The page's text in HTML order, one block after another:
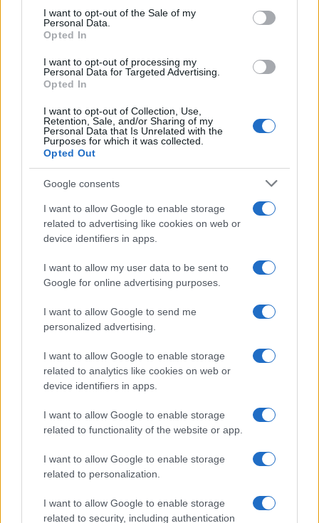
services and may gather and store information including but
not limited to your visit or usage behaviour. You may click to
grant or deny consent to Google and its third-party tags to
consent section.
I want to opt-out of the Sale of my
Personal Data.
Opted In
I want to opt-out of processing my
Personal Data for Targeted Advertising.
Opted In
I want to opt-out of Collection, Use,
Retention, Sale, and/or Sharing of my
Personal Data that Is Unrelated with the
Purposes for which it was collected.
Opted Out
Google consents
I want to allow Google to enable storage
related to advertising like cookies on web or
device identifiers in apps.
I want to allow my user data to be sent to
Google for online advertising purposes.
I want to allow Google to send me
personalized advertising.
I want to allow Google to enable storage
related to analytics like cookies on web or
device identifiers in apps.
I want to allow Google to enable storage
related to functionality of the website or app.
I want to allow Google to enable storage
related to personalization.
I want to allow Google to enable storage
related to security, including authentication
Germania
News Hub UK
Lgbtq News
Investeren 24
NL Newz